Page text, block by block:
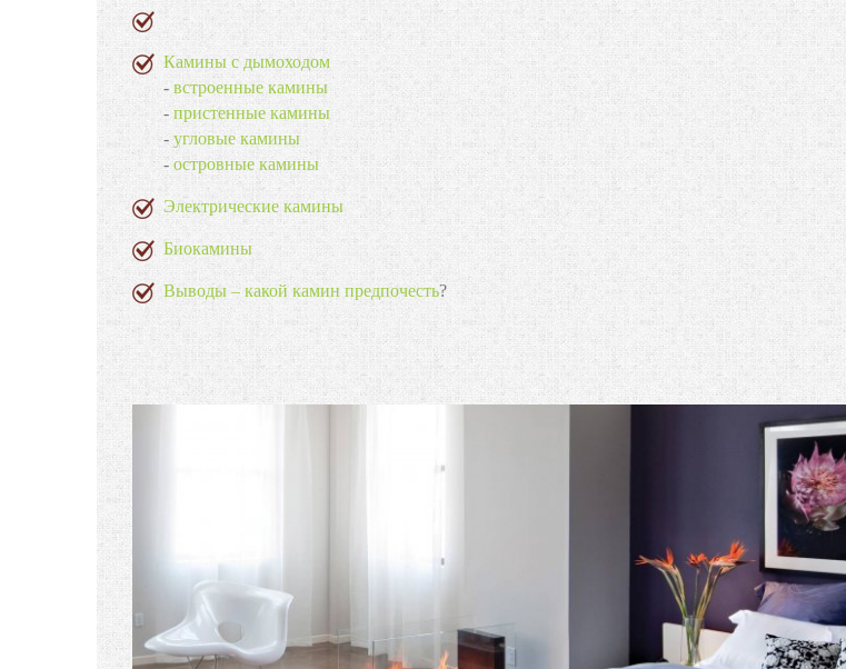
Камины с дымоходом
- встроенные камины
- пристенные камины
- угловые камины
- островные камины
Электрические камины
Биокамины
Выводы – какой камин предпочесть?